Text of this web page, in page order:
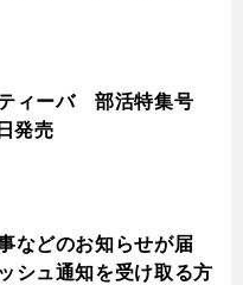
ィーバ 部活特集号
発売
などのお知らせが届
シュ通知を受け取る方